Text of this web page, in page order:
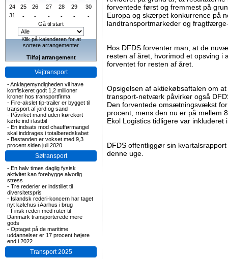
24
25 26 27 28 29
30
31
- - - - -
-
Gå til start
Klik på kalenderen for at
sortere arrangementer
Tilføj arrangement
Vejtransport
-Anklagemyndigheden vil have
konfiskeret godt 1,2 millioner
kroner hos transportfirma
- Fire-akslet tip-trailer er bygget til
transport af jord og sand
- Påvirket mand uden kørekort
kørte ind i lastbil
- En indsats mod chaufførmangel
skal inddrages i totalberedskabet
- Bestanden er vokset med 9,3
procent siden juli 2020
Søtransport
- En halv times daglig fysisk
aktivitet kan forebygge alvorlig
stress
- Tre rederier er indstillet til
diversitetspris
- Islandsk rederi-koncern har taget
nyt kølehus i Aarhus i brug
- Finsk rederi med ruter til
Danmark transporterede mere
gods
- Optaget på de maritime
uddannelser er 17 procent højere
end i 2022
Transport 2025
forventede først og fremmest på
Europa og skærpet konkurrence på
landtransportmarkeder og
Hos DFDS forventer man, at de
resten af ​​året, hvorimod et opsving i
forventet for resten af året.
Opsigelsen af ​​aktiekøbsaftalen om
transport-netværk påvirker også
Den forventede omsætningsvækst
procent, mens den nu er på mellem
Ekol Logistics tidligere var
DFDS offentliggør sin
denne uge.